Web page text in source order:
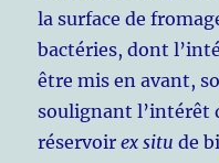
la surface de
bactéries, dont
être mis en avant,
soulignant l’intérêt
réservoirex situ de